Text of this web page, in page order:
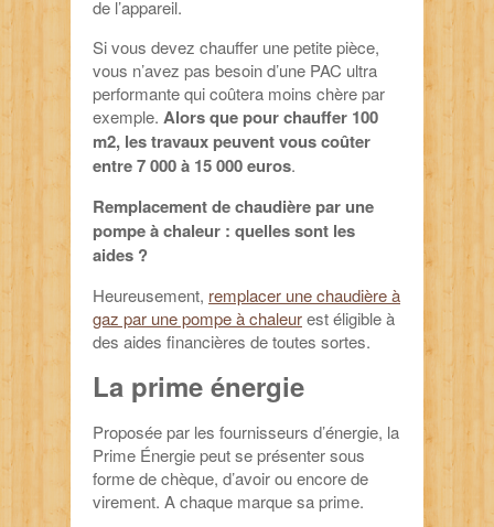
de l’appareil.
Si vous devez chauffer une petite pièce,
vous n’avez pas besoin d’une PAC ultra
performante qui coûtera moins chère par
exemple. Alors que pour chauffer 100
m2, les travaux peuvent vous coûter
entre 7 000 à 15 000 euros.
Remplacement de chaudière par une
pompe à chaleur : quelles sont les
aides ?
Heureusement, remplacer une chaudière à
gaz par une pompe à chaleurest éligible à
des aides financières de toutes sortes.
La prime énergie
Proposée par les fournisseurs d’énergie, la
Prime Énergie peut se présenter sous
forme de chèque, d’avoir ou encore de
virement. A chaque marque sa prime.